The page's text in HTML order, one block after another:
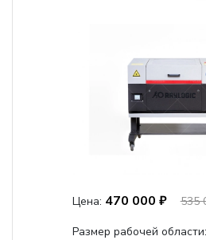
Цена: 470 000 ₽
535
Размер рабочей